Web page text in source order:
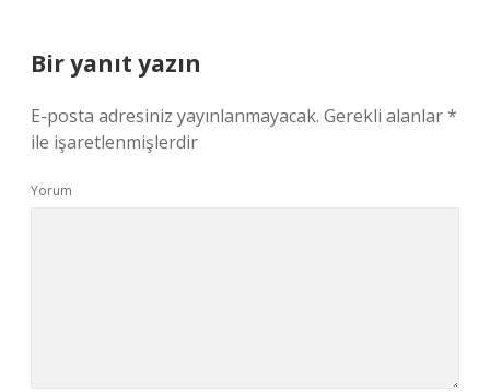
Bir yanıt yazın
E-posta adresiniz yayınlanmayacak. Gerekli alanlar*
ile işaretlenmişlerdir
Yorum